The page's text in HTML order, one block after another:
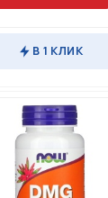
В 1 КЛИК
Добавить
Вишлист